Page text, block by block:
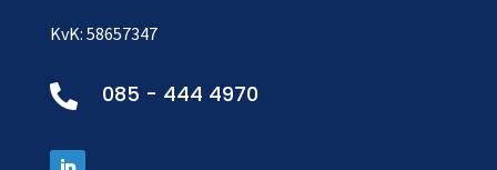
KvK: 58657347
 085 - 444 4970